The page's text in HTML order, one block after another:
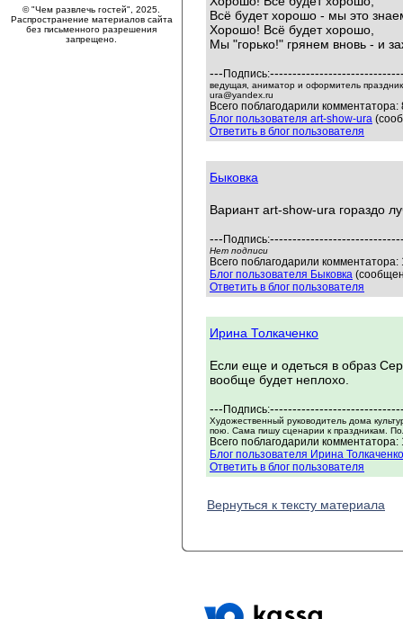
© "Чем развлечь гостей", 2025.
Распространение материалов сайта
без письменного разрешения
запрещено.
Всё будет хорошо - мы это
Хорошо! Всё будет хорошо,
Мы "горько!" грянем вновь - и
--- Подпись:
ведущая, аниматор и оформитель
ura@yandex.ru
Всего поблагодарили
Блог пользователя art-show-ura
Ответить в блог пользователя
Быковка
Вариант art-show-ura гораздо
--- Подпись:
Нет подписи
Всего поблагодарили
Блог пользователя Быковка
Ответить в блог пользователя
Ирина Толкаченко
Если еще и одеться в образ
вообще будет неплохо.
--- Подпись:
Художественный руководитель дома
пою. Сама пишу сценарии к праздникам.
Всего поблагодарили
Блог пользователя Ирина Толкаченко
Ответить в блог пользователя
Вернуться к тексту материала